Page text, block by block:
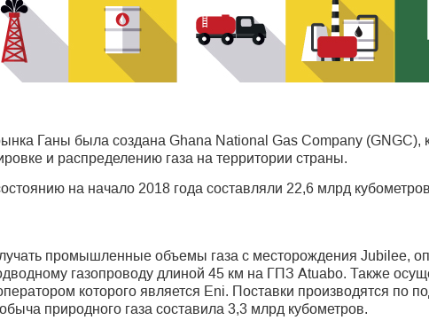
Ганы была создана Ghana National Gas Company (GNGC),
и распределению газа на территории страны.
на начало 2018 года составляли 22,6 млрд
промышленные объемы газа с месторождения Jubilee,
газопроводу длиной 45 км на ГПЗ Atuabo. Также
которого является Eni. Поставки производятся по
природного газа составила 3,3 млрд кубометров.